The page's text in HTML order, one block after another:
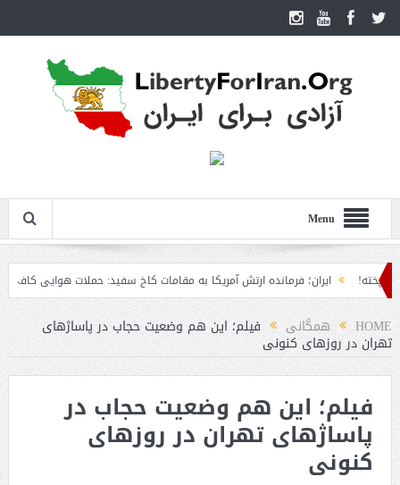
Menu
ایران؛ فرمانده ارتش آمریکا به مقامات کاخ سفید: حملات هوایی کافی نیست
HOME همگانی فیلم؛ این هم وضعیت حجاب در پاساژهاى
تهران در روزهای کنونی
فیلم؛ این هم وضعیت حجاب در
پاساژهاى تهران در روزهای
کنونی